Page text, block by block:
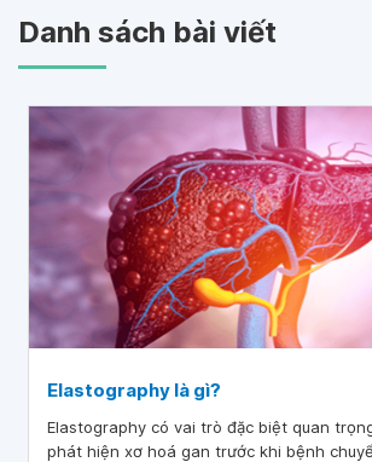
Danh sách bài viết
Elastography là gì?
Elastography có vai trò đặc biệt quan
phát hiện xơ hoá gan trước khi bệnh